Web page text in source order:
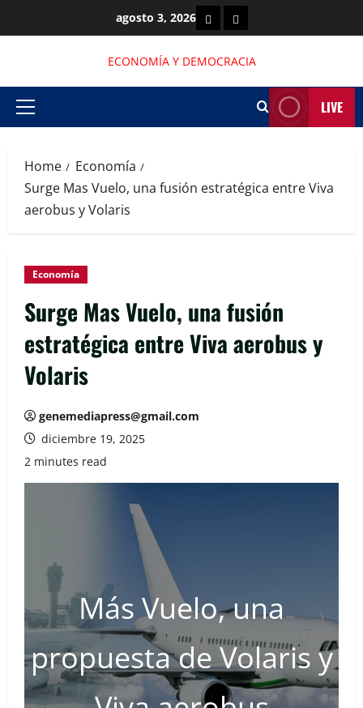
to
agosto 3, 2026 EconomíaDemocracia
ECONOMÍA Y DEMOCRACIA
Primary
LIVE
Home
Economía
Surge Mas Vuelo, una fusión estratégica entre Viva
aerobus y Volaris
Economía
Surge Mas Vuelo, una fusión
estratégica entre Viva aerobus y
Volaris
genemediapress@gmail.com
diciembre 19, 2025
2 minutes read
Más Vuelo, una
propuesta de Volaris y